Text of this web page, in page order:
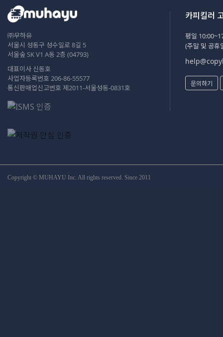
㈜무하유
서울시 성동구 성수일로 8길 5
서울숲 SK V1 A동 2층 (04793)
대표이사 신동호
사업자등록번호 206-86-55577
통신판매업신고번호 제2011-서울성동-0831호
카피킬러
평일
(주말 및 공휴
문의하기
Copyright © MUHAYU Inc. All rights reserved. Since 2011